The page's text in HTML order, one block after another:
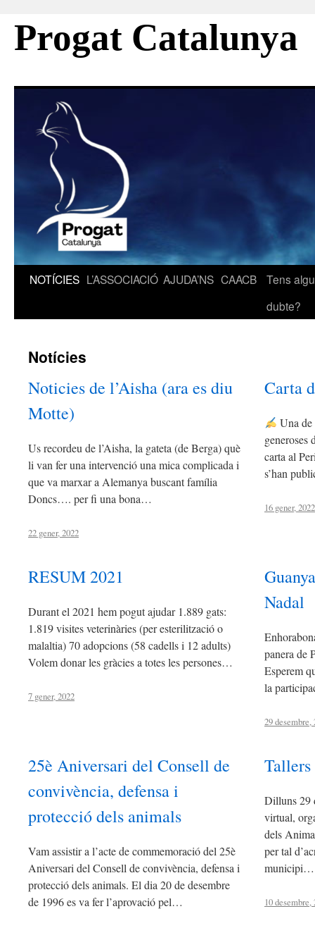
Progat Catalunya
VésNOTÍCIES L’ASSOCIACIÓ AJUDA’NS CAACB
Tens
dubte?
Notícies
Noticies de l’Aisha (ara es diu
Motte)
Us recordeu de l’Aisha, la gateta (de Berga) què
li van fer una intervenció una mica complicada i
que va marxar a Alemanya buscant família
Doncs…. per fi una bona…
22 gener, 2022
Carta
Una de
generoses
carta al
s’han
16 gener, 2022
RESUM 2021
Durant el 2021 hem pogut ajudar 1.889 gats:
1.819 visites veterinàries (per esterilització o
malaltia) 70 adopcions (58 cadells i 12 adults)
Volem donar les gràcies a totes les persones…
7 gener, 2022
Nadal
panera de
Esperem
la
29 desembre,
25è Aniversari del Consell de
convivència, defensa i
protecció dels animals
Vam assistir a l’acte de commemoració del 25è
Aniversari del Consell de convivència, defensa i
protecció dels animals. El dia 20 de desembre
de 1996 es va fer l’aprovació pel…
Dilluns 29
virtual,
dels
per tal
10 desembre,